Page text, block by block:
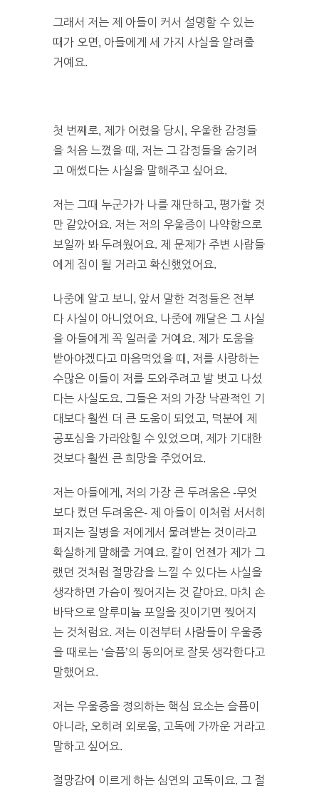
그래서 저는 제 아들이 커서 설명할 수 있는
때가 오면, 아들에게 세 가지 사실을 알려줄
거예요.
첫 번째로, 제가 어렸을 당시, 우울한 감정들
을 처음 느꼈을 때, 저는 그 감정들을 숨기려
고 애썼다는 사실을 말해주고 싶어요.
저는 그때 누군가가 나를 재단하고, 평가할 것
만 같았어요. 저는 저의 우울증이 나약함으로
보일까 봐 두려웠어요. 제 문제가 주변 사람들
에게 짐이 될 거라고 확신했었어요.
나중에 알고 보니, 앞서 말한 걱정들은 전부
다 사실이 아니었어요. 나중에 깨달은 그 사실
을 아들에게 꼭 일러줄 거예요. 제가 도움을
받아야겠다고 마음먹었을 때, 저를 사랑하는
수많은 이들이 저를 도와주려고 발 벗고 나섰
다는 사실도요. 그들은 저의 가장 낙관적인 기
대보다 훨씬 더 큰 도움이 되었고, 덕분에 제
공포심을 가라앉힐 수 있었으며, 제가 기대한
것보다 훨씬 큰 희망을 주었어요.
저는 아들에게, 저의 가장 큰 두려움은 -무엇
보다 컸던 두려움은- 제 아들이 이처럼 서서히
퍼지는 질병을 저에게서 물려받는 것이라고
확실하게 말해줄 거예요. 칼이 언젠가 제가 그
랬던 것처럼 절망감을 느낄 수 있다는 사실을
생각하면 가슴이 찢어지는 것 같아요. 마치 손
바닥으로 알루미늄 포일을 짓이기면 찢어지
는 것처럼요. 저는 이전부터 사람들이 우울증
을 때로는 ‘슬픔’의 동의어로 잘못 생각한다고
말했어요.
저는 우울증을 정의하는 핵심 요소는 슬픔이
아니라, 오히려 외로움, 고독에 가까운 거라고
말하고 싶어요.
절망감에 이르게 하는 심연의 고독이요. 그 절